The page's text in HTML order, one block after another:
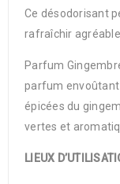
Ce désodorisant
rafraîchir
Parfum
parfum
épicées du
vertes et
LIEUX